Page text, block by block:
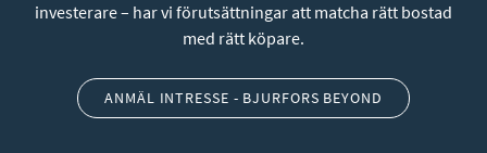
investerare – har vi förutsättningar att matcha rätt bostad
med rätt köpare.
ANMÄL INTRESSE - BJURFORS BEYOND